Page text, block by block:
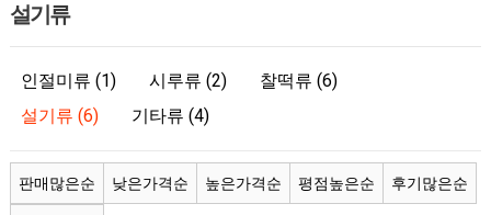
설기류
인절미류 (1) 시루류 (2)
찰떡류 (6)
설기류 (6)
기타류 (4)
판매많은순 낮은가격순 높은가격순 평점높은순 후기많은순